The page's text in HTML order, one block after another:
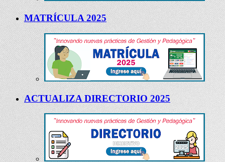
MATRÍCULA 2025
ACTUALIZA DIRECTORIO 2025